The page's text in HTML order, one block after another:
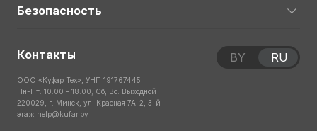
Безопасность
Контакты
ООО «Куфар Тех», УНП 191767445
Пн-Пт: 10:00 – 18:00; Сб, Вс: Выходной
220029, г. Минск, ул. Красная 7А-2, 3-й
этаж help@kufar.by
BY RU